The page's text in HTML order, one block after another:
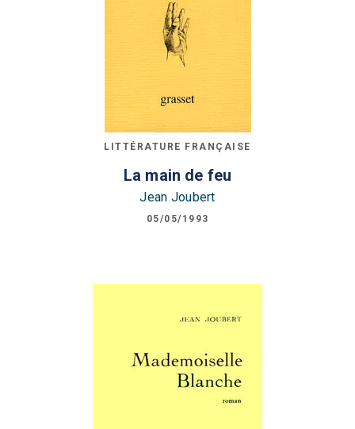
LITTÉRATURE FRANÇAISE
La main de feu
Jean Joubert
05/05/1993